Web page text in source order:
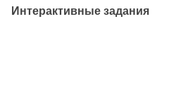
Интерактивные задания